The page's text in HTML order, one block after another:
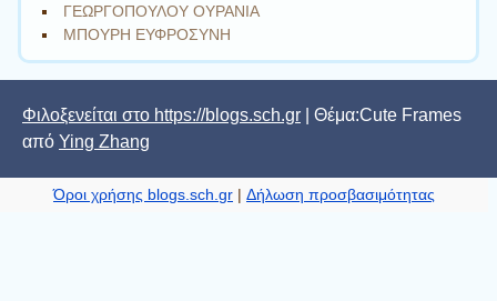
ΓΕΩΡΓΟΠΟΥΛΟΥ ΟΥΡΑΝΙΑ
ΜΠΟΥΡΗ ΕΥΦΡΟΣΥΝΗ
Φιλοξενείται στο https://blogs.sch.gr | Θέμα:Cute Frames
από Ying Zhang
Όροι χρήσης blogs.sch.gr |Δήλωση προσβασιμότητας